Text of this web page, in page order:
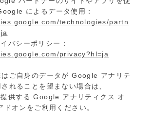
によるデータ使用：
technologies/partn
バシーポリシー：
privacy?hl=ja
はご自身のデータが Google アナリテ
れることを望まない場合は、
供する Google アナリティクス オ
ドオンをご利用ください。